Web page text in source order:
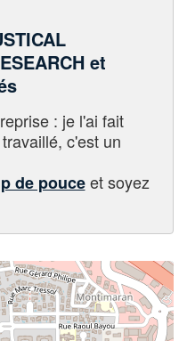
et
: je l'ai fait
c'est un
de pouceet soyez
✕